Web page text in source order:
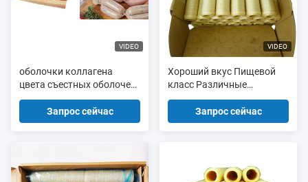
VIDEO
оболочки коллагена
цвета съестных оболочек
сосиски 25мм
естественные для сосисок
ветра
Запрос сейчас
VIDEO
Хороший вкус Пищевой
класс Различные
размеры Сосиски Корпус
съедобныйЗапрос сейчас